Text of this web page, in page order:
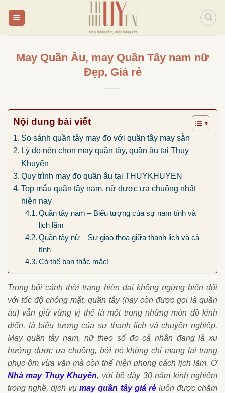
May Quần Âu, may Quần Tây nam nữ
Đẹp, Giá rẻ
Nội dung bài viết
So sánh quần tây may đo với quần tây may sẵn
Lý do nên chọn may quần tây, quần âu tại Thụy
Khuyến
Quy trình may đo quần âu tại THUYKHUYEN
Top mẫu quần tây nam, nữ được ưa chuộng nhất
hiện nay
Quần tây nam – Biểu tượng của sự nam tính và
lịch lãm
Quần tây nữ – Sự giao thoa giữa thanh lịch và cá
tính
Có thể bạn thắc mắc!
Trong bối cảnh thời trang hiện đại không ngừng biến đổi
với tốc độ chóng mặt, quần tây (hay còn được gọi là quần
âu) vẫn giữ vững vị thế là một trong những món đồ kinh
điển, là biểu tượng của sự thanh lịch và chuyên nghiệp.
May quần tây nam, nữ theo số đo cá nhân đang là xu
hướng được ưa chuộng, bởi nó không chỉ mang lại trang
phục ôm vừa vặn mà còn thể hiện phong cách lịch lãm. Ở
Nhà may Thụy Khuyến, với bề dày 30 năm kinh nghiệm
trong nghề, dịch vụmay quần tây giá rẻluôn được chăm